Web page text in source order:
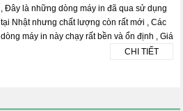
, Đây là những dòng máy in đã qua sử dụng
tại Nhật nhưng chất lượng còn rất mới , Các
dòng máy in này chạy rất bền và ổn định , Giá
CHI TIẾT